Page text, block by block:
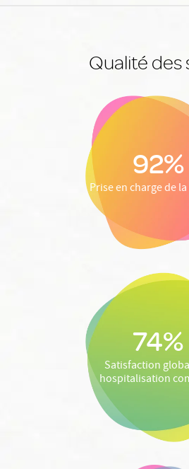
Qualité des
92%
Prise en charge de
74%
Satisfaction
hospitalisation